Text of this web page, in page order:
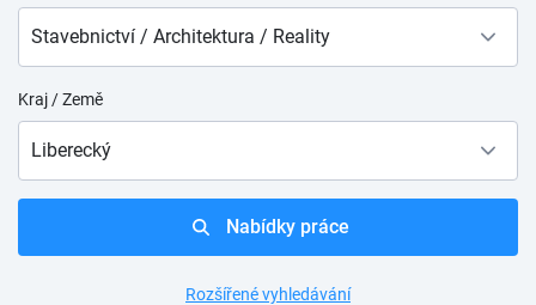
Stavebnictví / Architektura / Reality
Kraj / Země
Liberecký
Nabídky práce
Rozšířené vyhledávání